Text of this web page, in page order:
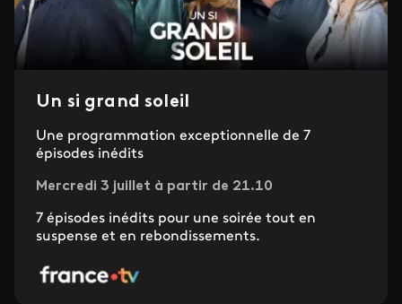
Un si grand soleil
Une programmation exceptionnelle de 7
épisodes inédits
Mercredi 3 juillet à partir de 21.10
7 épisodes inédits pour une soirée tout en
suspense et en rebondissements.